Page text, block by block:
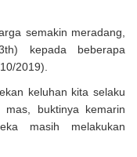
semakin meradang,
kepada beberapa
2019).
keluhan kita selaku
buktinya kemarin
masih melakukan